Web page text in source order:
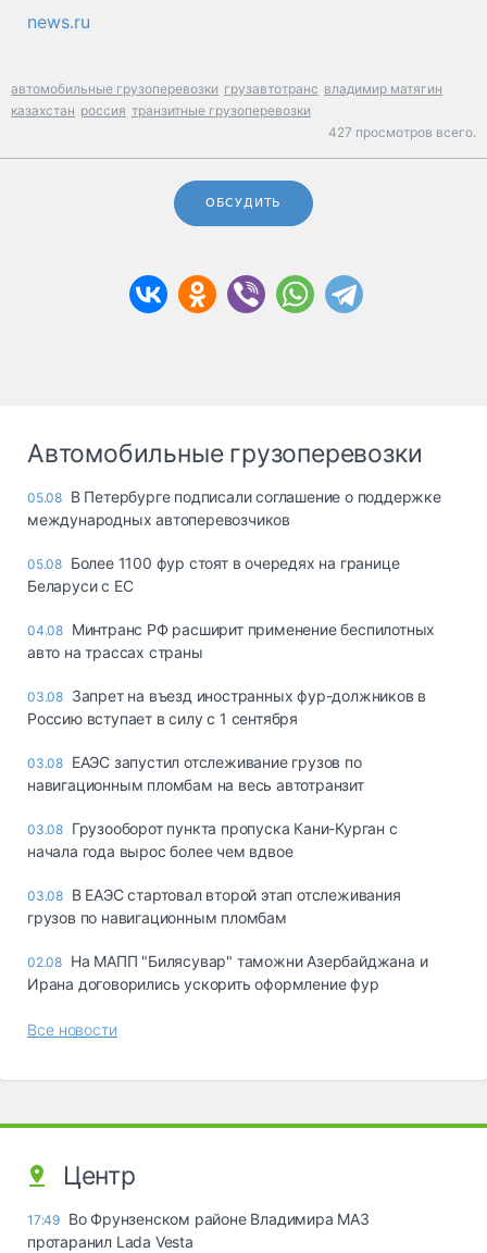
news.ru
автомобильные грузоперевозки грузавтотранс владимир матягин
казахстан россия транзитные грузоперевозки
427 просмотров всего.
ОБСУДИТЬ
Автомобильные грузоперевозки
05.08 В Петербурге подписали соглашение о поддержке
международных автоперевозчиков
05.08 Более 1100 фур стоят в очередях на границе
Беларуси с ЕС
04.08 Минтранс РФ расширит применение беспилотных
авто на трассах страны
03.08 Запрет на въезд иностранных фур-должников в
Россию вступает в силу с 1 сентября
03.08 ЕАЭС запустил отслеживание грузов по
навигационным пломбам на весь автотранзит
03.08 Грузооборот пункта пропуска Кани-Курган с
начала года вырос более чем вдвое
03.08 В ЕАЭС стартовал второй этап отслеживания
грузов по навигационным пломбам
02.08 На МАПП "Билясувар" таможни Азербайджана и
Ирана договорились ускорить оформление фур
Все новости
Центр
17:49 Во Фрунзенском районе Владимира МАЗ
протаранил Lada Vesta